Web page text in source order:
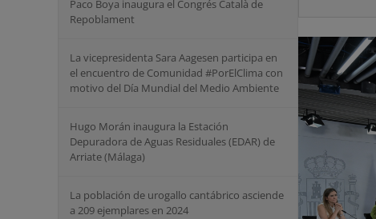
Paco Boya inaugura el Congrés Català de
Repoblament
La vicepresidenta Sara Aagesen participa en
el encuentro de Comunidad #PorElClima con
motivo del Día Mundial del Medio Ambiente
Hugo Morán inaugura la Estación
Depuradora de Aguas Residuales (EDAR) de
Arriate (Málaga)
La población de urogallo cantábrico asciende
a 209 ejemplares en 2024